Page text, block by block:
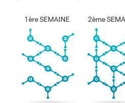
1ère SEMAINE 2ème